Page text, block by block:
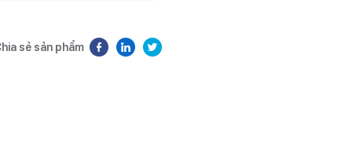
sẻ sản phẩm